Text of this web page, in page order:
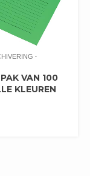
VAN 100
KLEUREN